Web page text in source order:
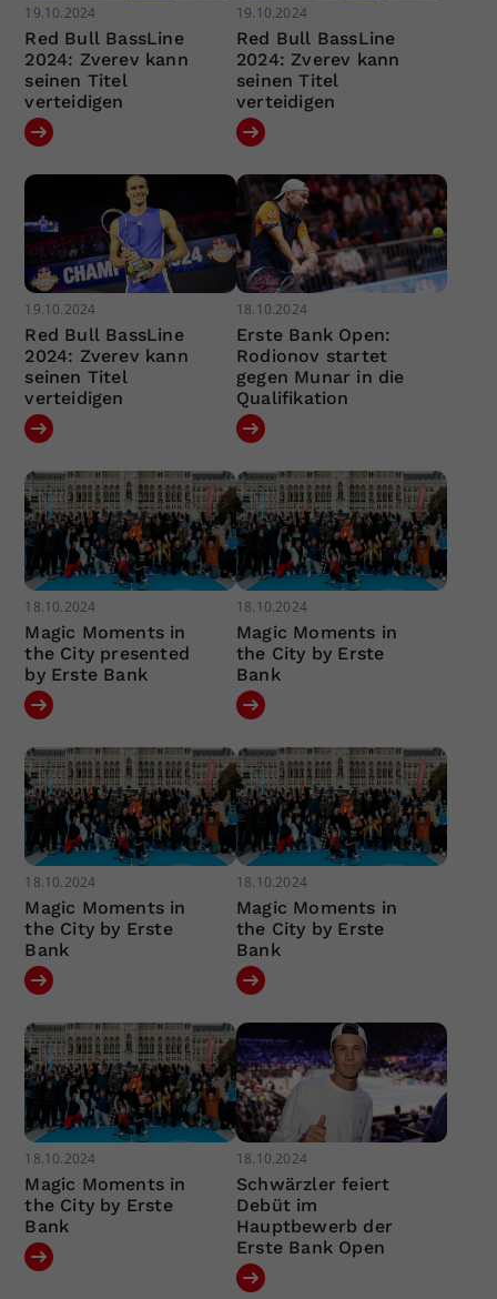
19.10.2024
Red Bull BassLine
2024: Zverev kann
seinen Titel
verteidigen
19.10.2024
Red Bull BassLine
2024: Zverev kann
seinen Titel
verteidigen
19.10.2024
Red Bull BassLine
2024: Zverev kann
seinen Titel
verteidigen
18.10.2024
Erste Bank Open:
Rodionov startet
gegen Munar in die
Qualifikation
18.10.2024
Magic Moments in
the City presented
by Erste Bank
18.10.2024
Magic Moments in
the City by Erste
Bank
18.10.2024
Magic Moments in
the City by Erste
Bank
18.10.2024
Magic Moments in
the City by Erste
Bank
18.10.2024
Magic Moments in
the City by Erste
Bank
18.10.2024
Schwärzler feiert
Debüt im
Hauptbewerb der
Erste Bank Open